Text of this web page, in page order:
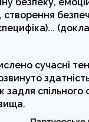
сучасні
задля